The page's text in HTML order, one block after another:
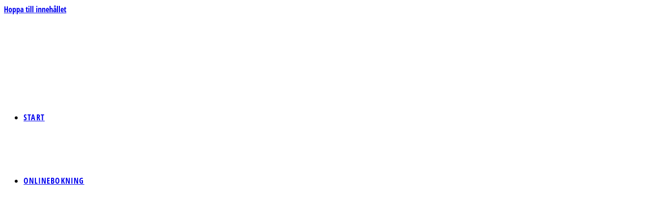
Hoppa till innehållet
START
ONLINEBOKNING